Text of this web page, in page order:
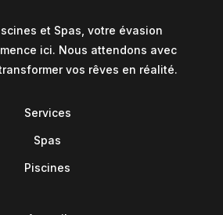
et Spas, votre évasion
ici. Nous attendons avec
vos rêves en réalité.
Services
Spas
Piscines